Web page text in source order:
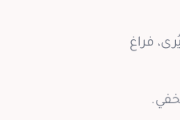
فراغ